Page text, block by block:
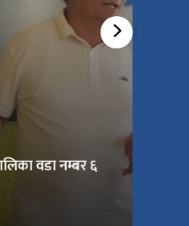
वडा नम्बर ६